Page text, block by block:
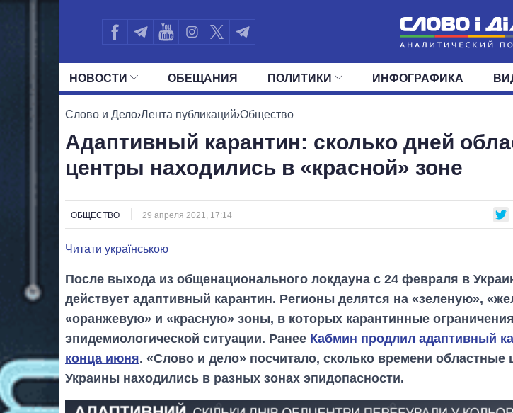
НОВОСТИ
ПОЛИТИКА ЭКОНОМИКА
ОБЕЩАНИЯ ПОЛИТИКИ
ВСЕ ПОЛИТИКИ ПРЕЗИДЕНТ И ОФИС
ДЕПУТАТЫ КОМИТЕТЫ
ИНФОГРАФИКА
Слово и Дело›Лента публикаций›Общество
Адаптивный карантин: сколько дней
центры находились в «красной» зоне
ОБЩЕСТВО 29 апреля 2021, 17:14
Читати українською
После выхода из общенационального локдауна с 24 февраля в
действует адаптивный карантин. Регионы делятся на «зеленую»,
«оранжевую» и «красную» зоны, в которых карантинные
эпидемиологической ситуации. Ранее Кабмин продлил адаптивный
конца июня. «Слово и дело» посчитало, сколько времени областные
Украины находились в разных зонах эпидопасности.